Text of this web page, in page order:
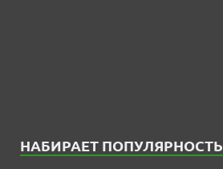
НАБИРАЕТ ПОПУЛЯРНОСТЬ